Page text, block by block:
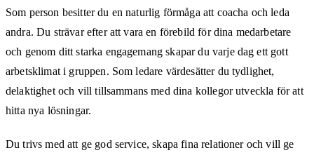
Som person besitter du en naturlig förmåga att coacha och leda
andra. Du strävar efter att vara en förebild för dina medarbetare
och genom ditt starka engagemang skapar du varje dag ett gott
arbetsklimat i gruppen. Som ledare värdesätter du tydlighet,
delaktighet och vill tillsammans med dina kollegor utveckla för att
hitta nya lösningar.
Du trivs med att ge god service, skapa fina relationer och vill ge